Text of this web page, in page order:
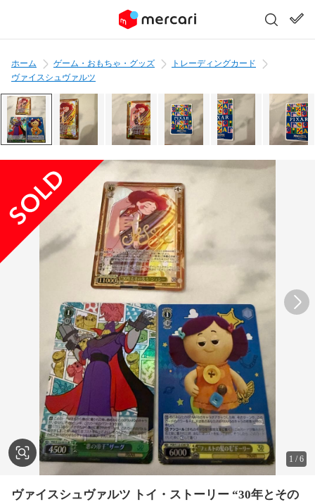
ホーム ゲーム・おもちゃ・グッズ
トレーディングカード
ヴァイスシュヴァルツ
1 /6
ヴァイスシュヴァルツ トイ・ストーリー “30年とその